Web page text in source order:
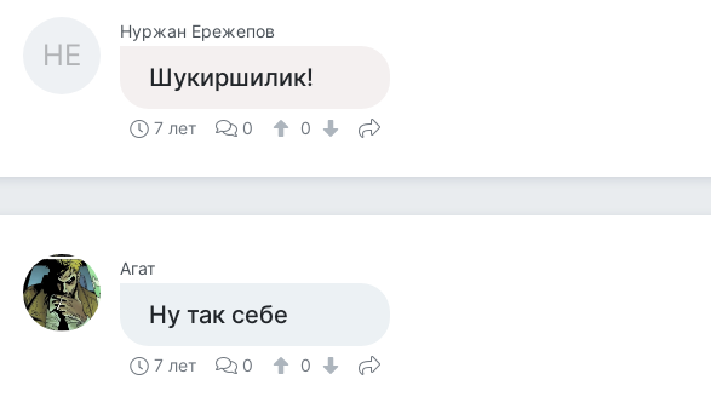
НЕ
Нуржан Ережепов
Шукиршилик!
7 лет 0 0
Агат
Ну так себе
7 лет 0 0